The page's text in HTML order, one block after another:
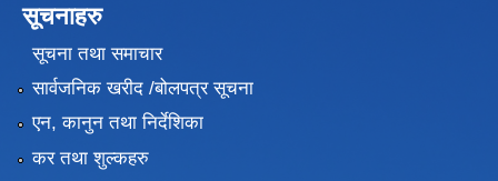
सूचनाहरु
सूचना तथा समाचार
सार्वजनिक खरीद /बोलपत्र सूचना
एन, कानुन तथा निर्देशिका
कर तथा शुल्कहरु